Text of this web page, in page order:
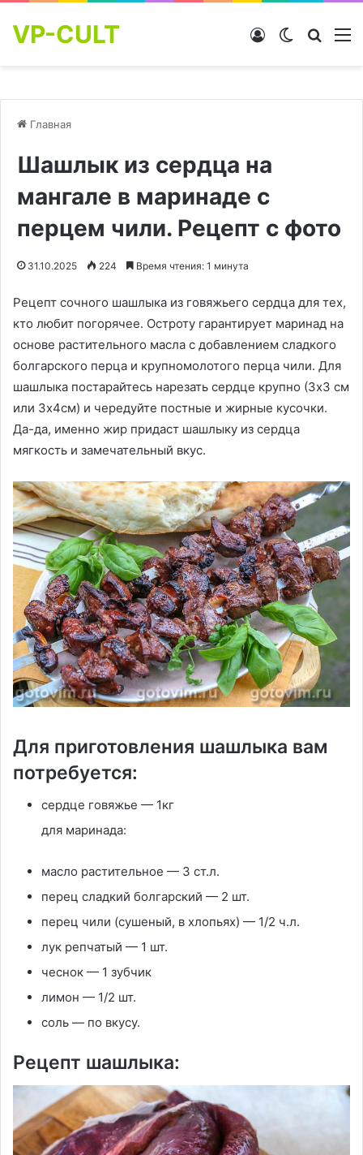
VP-CULT Switch skin
Войти
Главная
Шашлык из сердца на
мангале в маринаде с
перцем чили. Рецепт с фото
31.10.2025 224 Время чтения: 1 минута
Рецепт сочного шашлыка из говяжьего сердца для тех,
кто любит погорячее. Остроту гарантирует маринад на
основе растительного масла с добавлением сладкого
болгарского перца и крупномолотого перца чили. Для
шашлыка постарайтесь нарезать сердце крупно (3х3 см
или 3х4см) и чередуйте постные и жирные кусочки.
Да-да, именно жир придаст шашлыку из сердца
мягкость и замечательный вкус.
Для приготовления шашлыка вам
потребуется:
сердце говяжье — 1кг
для маринада:
масло растительное — 3 ст.л.
перец сладкий болгарский — 2 шт.
перец чили (сушеный, в хлопьях) — 1/2 ч.л.
лук репчатый — 1 шт.
чеснок — 1 зубчик
лимон — 1/2 шт.
соль — по вкусу.
Рецепт шашлыка: